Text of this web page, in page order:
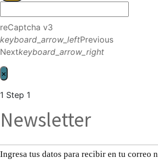
reCaptcha v3
keyboard_arrow_leftPrevious
Nextkeyboard_arrow_right
×
1 Step 1
Newsletter
Ingresa tus datos para recibir en tu correo